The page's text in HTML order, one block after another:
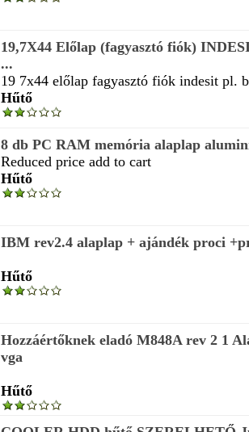
19,7X44 Előlap (fagyasztó fiók)
...
19 7x44 előlap fagyasztó fiók indesit pl.
Hűtő
8 db PC RAM memória alaplap
Reduced price add to cart
Hűtő
IBM rev2.4 alaplap + ajándék proci
Hűtő
Hozzáértőknek eladó M848A rev 2 1
vga
Hűtő